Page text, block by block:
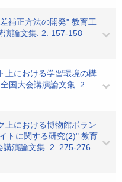
補正方法の開発" 教育工
演論文集. 2. 157-158
上における学習環境の構
国大会講演論文集. 2.
上における博物館ボラン
トに関する研究(2)" 教育
講演論文集. 2. 275-276